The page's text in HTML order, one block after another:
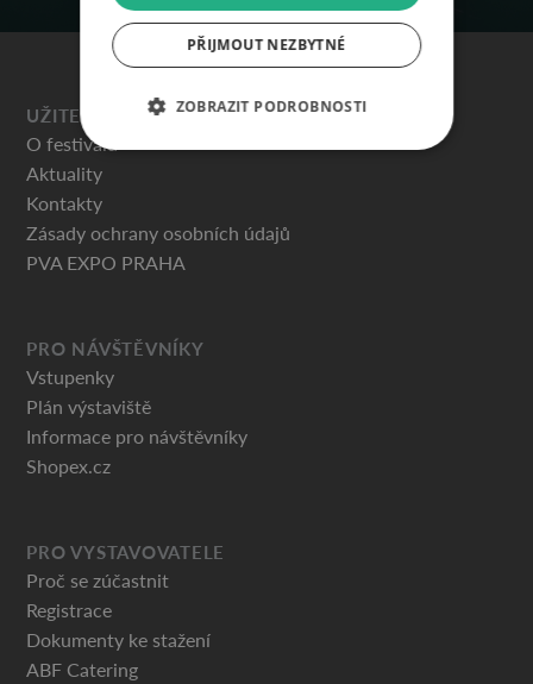
UŽITEČNÉ
O festivalu
Aktuality
Kontakty
Zásady ochrany osobních údajů
PVA EXPO PRAHA
PRO NÁVŠTĚVNÍKY
Vstupenky
Plán výstaviště
Informace pro návštěvníky
Shopex.cz
PRO VYSTAVOVATELE
Proč se zúčastnit
Registrace
Dokumenty ke stažení
ABF Catering
PŘIJMOUT NEZBYTNÉ
ZOBRAZIT PODROBNOSTI